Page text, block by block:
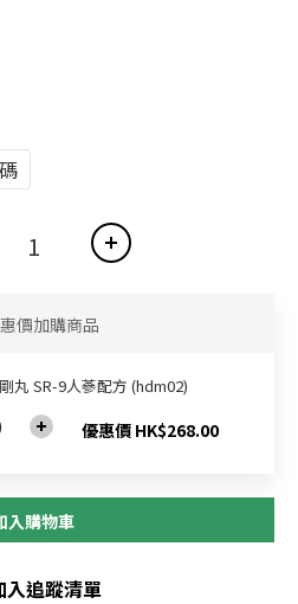
價加購商品
丸 SR-9人蔘配方 (hdm02)
優惠價 HK$268.00
入購物車
入追蹤清單